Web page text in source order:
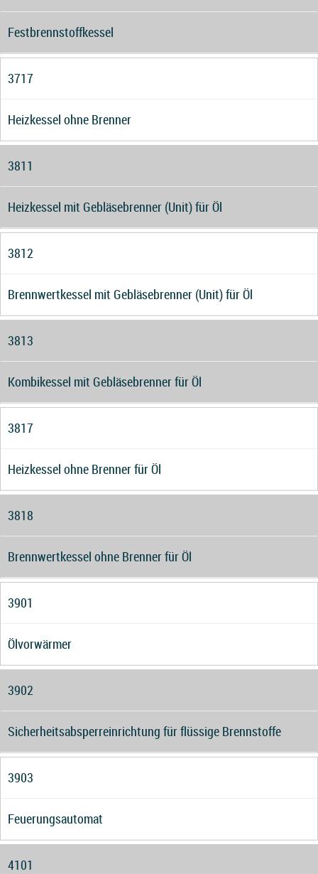
Festbrennstoffkessel
3717
Heizkessel ohne Brenner
3811
Heizkessel mit Gebläsebrenner (Unit) für Öl
3812
Brennwertkessel mit Gebläsebrenner (Unit) für Öl
3813
Kombikessel mit Gebläsebrenner für Öl
3817
Heizkessel ohne Brenner für Öl
3818
Brennwertkessel ohne Brenner für Öl
3901
Ölvorwärmer
3902
Sicherheitsabsperreinrichtung für flüssige Brennstoffe
3903
Feuerungsautomat
4101